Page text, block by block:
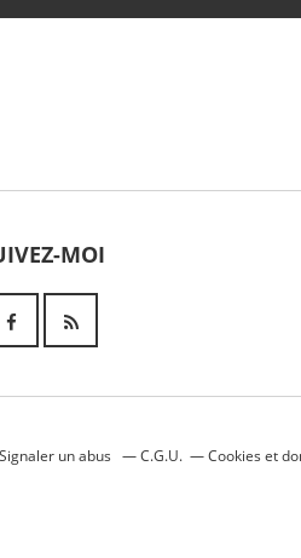
MOI
Signaler un abus C.G.U. Cookies et